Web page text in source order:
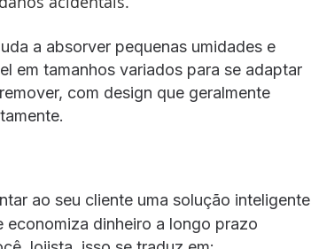
a absorver pequenas umidades e
em tamanhos variados para se adaptar
com design que geralmente
ao seu cliente uma solução inteligente
economiza dinheiro a longo prazo